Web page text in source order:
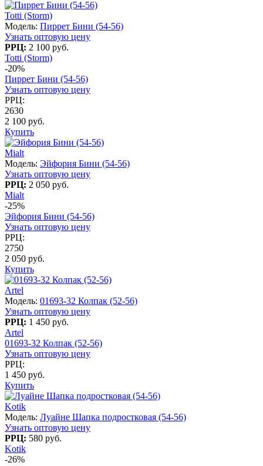
Totti (Storm)
Модель: Пиррет Бини (54-56)
Узнать оптовую цену
РРЦ: 2 100 руб.
Totti (Storm)
-20%
Пиррет Бини (54-56)
Узнать оптовую цену
РРЦ:
2630
2 100 руб.
Купить
Mialt
Модель: Эйфория Бини (54-56)
Узнать оптовую цену
РРЦ: 2 050 руб.
Mialt
-25%
Эйфория Бини (54-56)
Узнать оптовую цену
РРЦ:
2750
2 050 руб.
Купить
Artel
Модель: 01693-32 Колпак (52-56)
Узнать оптовую цену
РРЦ: 1 450 руб.
Artel
01693-32 Колпак (52-56)
Узнать оптовую цену
РРЦ:
1 450 руб.
Купить
Kotik
Модель: Луайне Шапка подростковая (54-56)
Узнать оптовую цену
РРЦ: 580 руб.
Kotik
-26%